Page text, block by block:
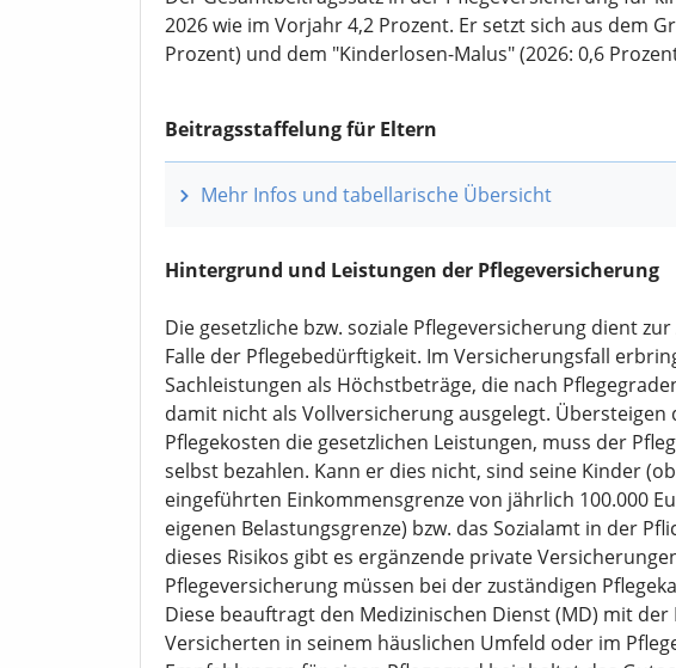
2026 wie im Vorjahr 4,2 Prozent. Er setzt sich aus dem
Prozent) und dem "Kinderlosen-Malus" (2026: 0,6
Beitragsstaffelung für Eltern
Mehr Infos und tabellarische Übersicht
Hintergrund und Leistungen der Pflegeversicherung
Die gesetzliche bzw. soziale Pflegeversicherung dient
Falle der Pflegebedürftigkeit. Im Versicherungsfall
Sachleistungen als Höchstbeträge, die nach
damit nicht als Vollversicherung ausgelegt. Übersteigen
Pflegekosten die gesetzlichen Leistungen, muss der
selbst bezahlen. Kann er dies nicht, sind seine Kinder
eingeführten Einkommensgrenze von jährlich 100.000
eigenen Belastungsgrenze) bzw. das Sozialamt in der
dieses Risikos gibt es ergänzende private
Pflegeversicherung müssen bei der zuständigen
Diese beauftragt den Medizinischen Dienst (MD) mit der
Versicherten in seinem häuslichen Umfeld oder im